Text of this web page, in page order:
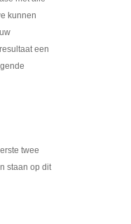
kunnen
een
twee
staan op dit